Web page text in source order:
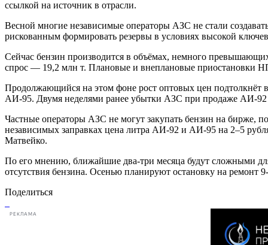
ссылкой на источник в отрасли.
Весной многие независимые операторы АЗС не стали
рискованным формировать резервы в условиях высокой
Сейчас бензин производится в объёмах, немного
спрос — 19,2 млн т. Плановые и внеплановые приостановки
Продолжающийся на этом фоне рост оптовых цен подтолкнёт
АИ-95. Двумя неделями ранее убытки АЗС при продаже АИ-92
Частные операторы АЗС не могут закупать бензин на бирже,
независимых заправках цена литра АИ-92 и АИ-95 на 2–5
Матвейко.
По его мнению, ближайшие два-три месяца будут сложными
отсутствия бензина. Осенью планируют остановку на ремонт
Поделиться
РЕКЛАМА